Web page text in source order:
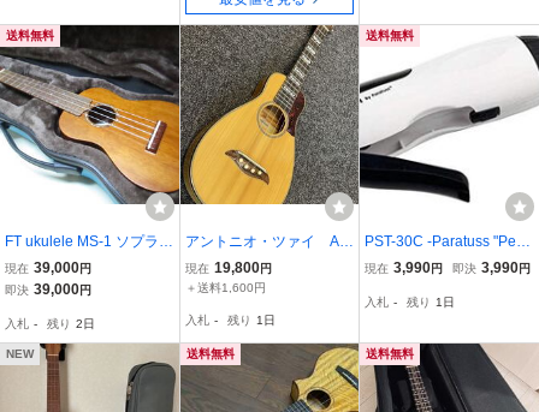
送料無料
FT ukulele MS-1 ソプラ
ノ ウクレレ 中古美
品
現在 39,000円
即決 39,000円
入札 - 残り 2日
アントニオ・ツァイ Ant
onio Tsuai Ukulele 訳あ
り ウクレレテナー 全
34mm よくなります。
現在 19,800円
＋送料1,600円
入札 - 残り 1日
送料無料
PST-30C -Paratuss "Peng
uin"充電式電動ストリン
現在 3,990円 即決 3,990円
入札 - 残り 1日
NEW 送料無料 送料無料